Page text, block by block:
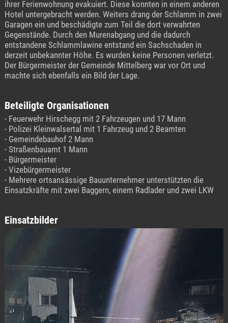
ihrer Ferienwohnung evakuiert. Diese konnten in einem anderen
Hotel untergebracht werden. Weiters drang der Schlamm in zwei
Garagen ein und beschädigte zum Teil die dort verwahrten
Gegenstände. Durch den Murenabgang und die dadurch
entstandene Schlammlawine entstand ein Sachschaden in
derzeit unbekannter Höhe. Es wurden keine Personen verletzt.
Der Bürgermeister der Gemeinde Mittelberg war vor Ort und
machte sich ebenfalls ein Bild der Lage.
Beteiligte Organisationen
- Feuerwehr Hirschegg mit 2 Fahrzeugen und 17 Mann
- Polizei Kleinwalsertal mit 1 Fahrzeug und 2 Beamten
- Gemeindebauhof 2 Mann
- Straßenbauamt 1 Mann
- Bürgermeister
- Vizebürgermeister
- Mehrere ortsansässige Bauunternehmer unterstützten die
Einsatzkräfte mit zwei Baggern, einem Radlader und zwei LKW
Einsatzbilder